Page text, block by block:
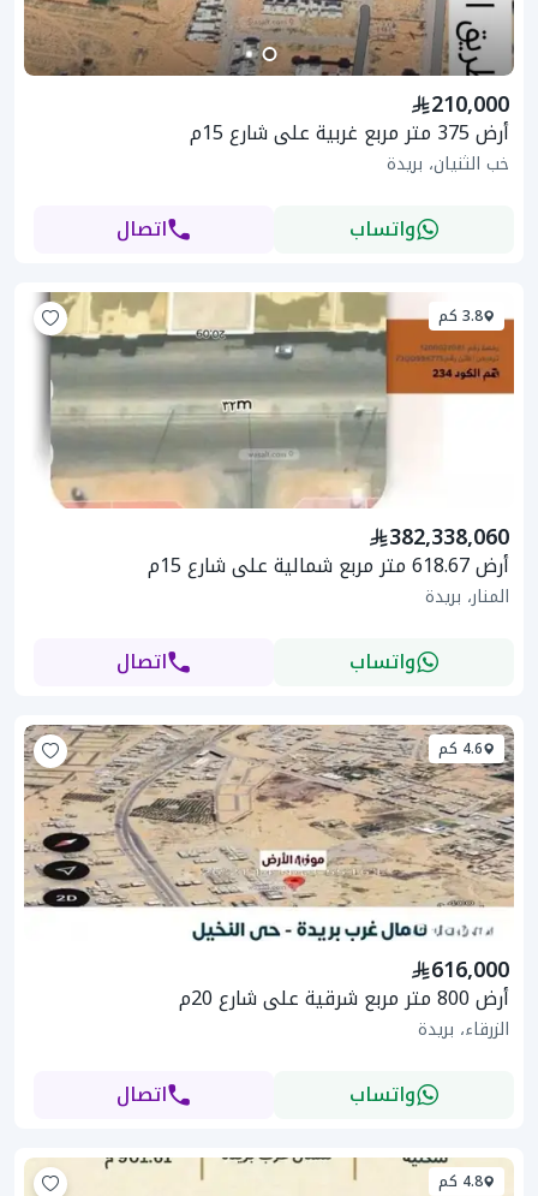
210,000
أرض 375 متر مربع غربية على شارع 15م
خب الثنيان، بريدة
واتساب اتصال
3.8 كم
382,338,060
أرض 618.67 متر مربع شمالية على شارع 15م
المنار، بريدة
واتساب اتصال
4.6 كم
616,000
أرض 800 متر مربع شرقية على شارع 20م
الزرقاء، بريدة
واتساب اتصال
4.8 كم